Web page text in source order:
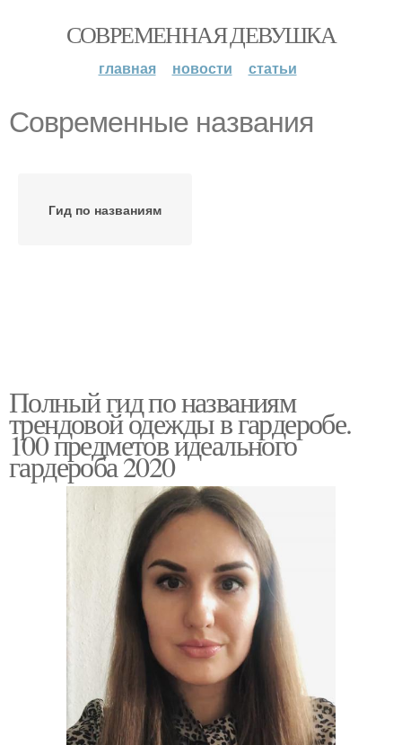
СОВРЕМЕННАЯ ДЕВУШКА
главная новости статьи
Современные названия
Гид по названиям
Полный гид по названиям
трендовой одежды в гардеробе.
100 предметов идеального
гардероба 2020